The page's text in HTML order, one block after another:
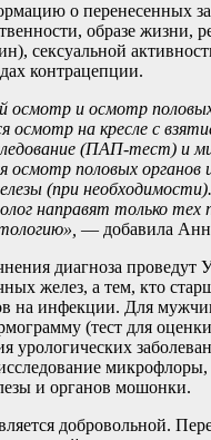
о перенесенных
образе жизни,
сексуальной
контрацепции.
осмотр и осмотр
на кресле с
(ПАП-тест) и
половых органов
(при
направят только тех
— добавила
диагноза проведут
желез, а тем, кто
на инфекции. Для
(тест для
урологических
и органов мошонки.
добровольной.